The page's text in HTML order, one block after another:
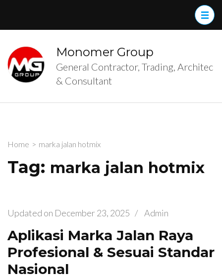
(Press
Enter)
Monomer Group
General Contractor, Trading, Architec
& Consultant
Home > marka jalan hotmix
Tag: marka jalan hotmix
Updated on December 23, 2025 / Admin
Aplikasi Marka Jalan Raya
Profesional & Sesuai Standar
Nasional